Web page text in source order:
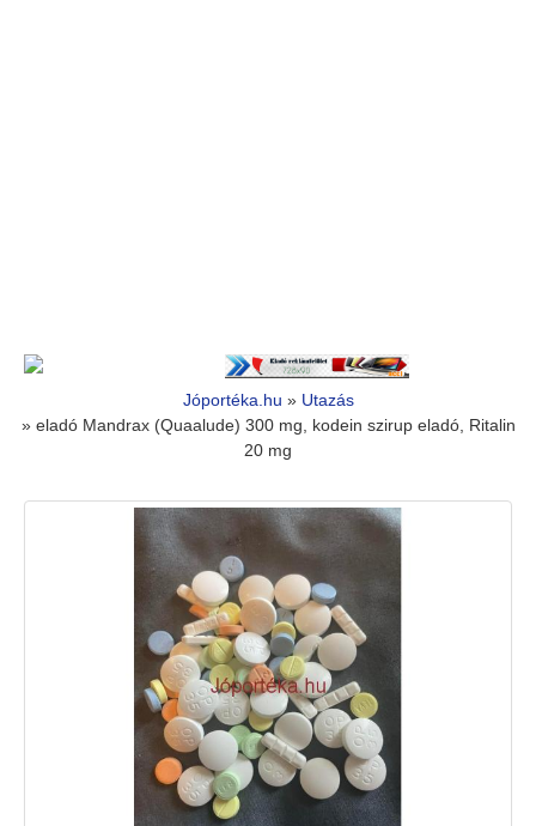
Jóportéka.hu » Utazás
» eladó Mandrax (Quaalude) 300 mg, kodein szirup eladó, Ritalin
20 mg